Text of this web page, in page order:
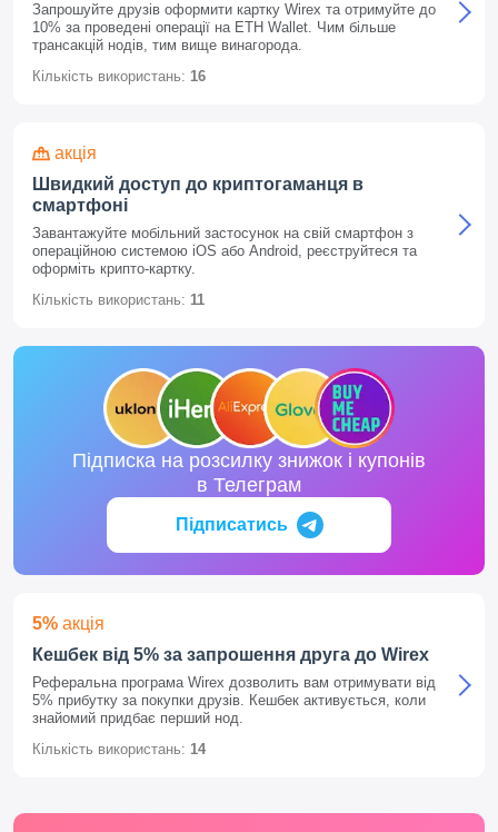
Запрошуйте друзів оформити картку Wirex та отримуйте до
10% за проведені операції на ETH Wallet. Чим більше
трансакцій нодів, тим вище винагорода.
Кількість використань: 16
акція
Швидкий доступ до криптогаманця в
смартфоні
Завантажуйте мобільний застосунок на свій смартфон з
операційною системою iOS або Android, реєструйтеся та
оформіть крипто-картку.
Кількість використань: 11
Підписка на розсилку знижок і купонів
в Телеграм
Підписатись
5% акція
Кешбек від 5% за запрошення друга до Wirex
Реферальна програма Wirex дозволить вам отримувати від
5% прибутку за покупки друзів. Кешбек активується, коли
знайомий придбає перший нод.
Кількість використань: 14